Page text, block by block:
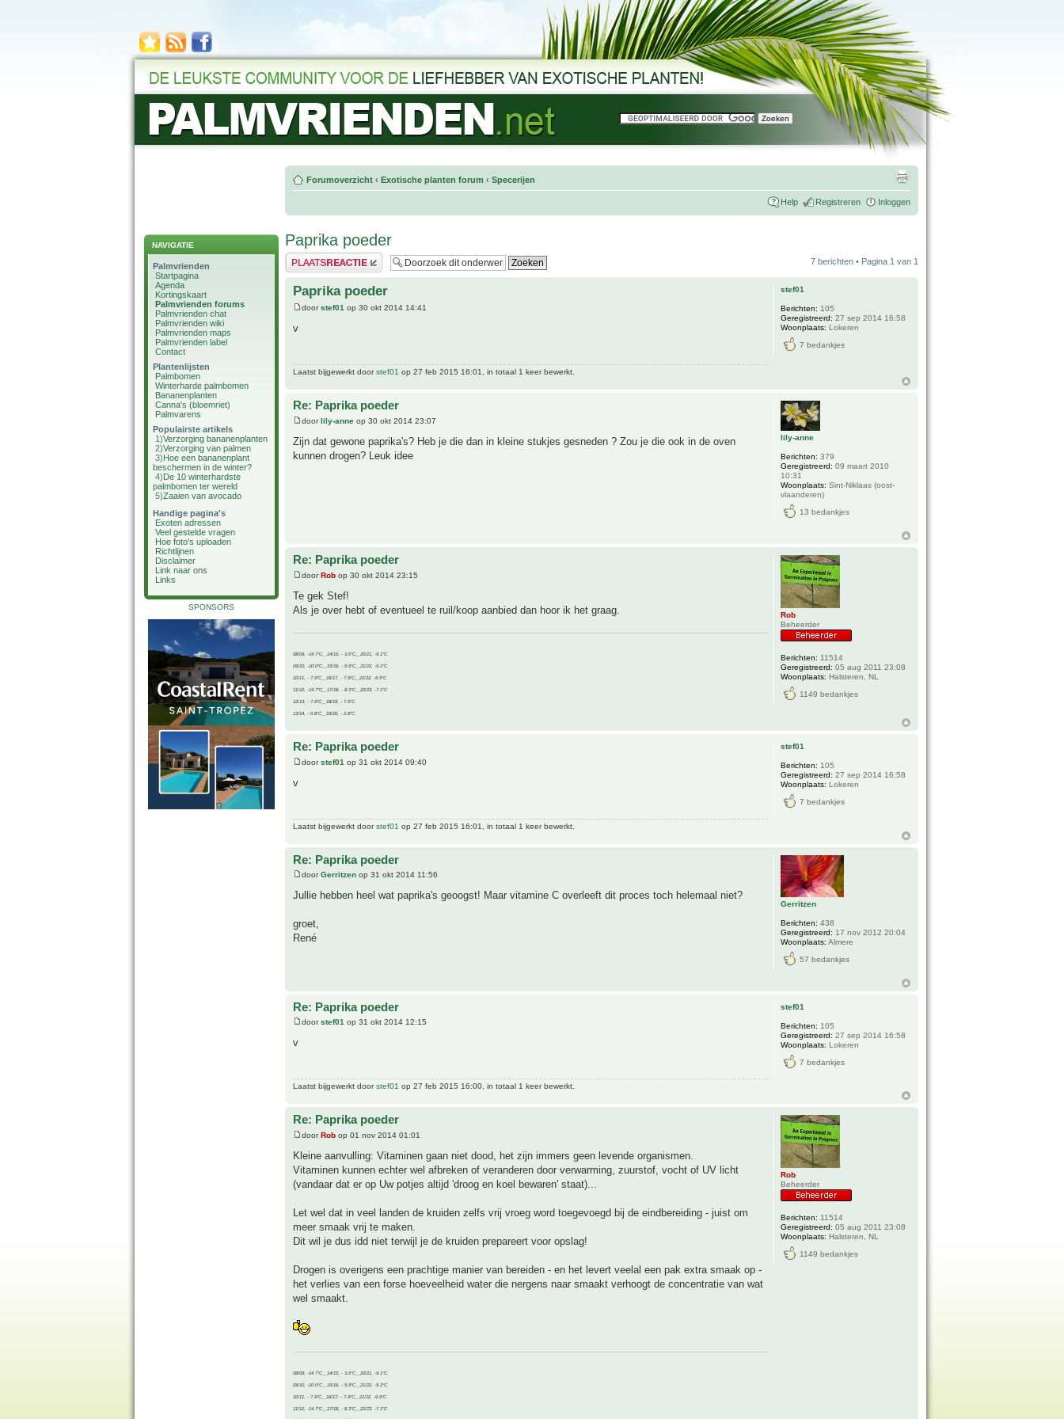
NAVIGATIE
Palmvrienden
Startpagina
Agenda
Kortingskaart
Palmvrienden forums
Palmvrienden chat
Palmvrienden wiki
Palmvrienden maps
Palmvrienden label
Contact
Plantenlijsten
Palmbomen
Winterharde palmbomen
Bananenplanten
Canna's (bloemriet)
Palmvarens
Populairste artikels
1)Verzorging bananenplanten
2)Verzorging van palmen
3)Hoe een bananenplant
beschermen in de winter?
4)De 10 winterhardste
palmbomen ter wereld
5)Zaaien van avocado
Handige pagina's
Exoten adressen
Veel gestelde vragen
Hoe foto's uploaden
Richtlijnen
Disclaimer
Link naar ons
Links
SPONSORS
Forumoverzicht ‹ Exotische planten forum ‹ Specerijen
Help Registreren Inloggen
Paprika poeder
Plaats een reactie 7 berichten • Pagina 1 van 1
Paprika poeder
doorstef01 op 30 okt 2014 14:41
v
Laatst bijgewerkt doorstef01 op 27 feb 2015 16:01, in totaal 1 keer bewerkt.
stef01
Berichten: 105
Geregistreerd: 27 sep 2014 16:58
Woonplaats: Lokeren
7 bedankjes
Re: Paprika poeder
doorlily-anne op 30 okt 2014 23:07
Zijn dat gewone paprika's? Heb je die dan in kleine stukjes gesneden ? Zou je die ook in de oven
kunnen drogen? Leuk idee
lily-anne
Berichten: 379
Geregistreerd: 09 maart 2010
10:31
Woonplaats: Sint-Niklaas (oost-
vlaanderen)
13 bedankjes
Re: Paprika poeder
doorRob op 30 okt 2014 23:15
Te gek Stef!
Als je over hebt of eventueel te ruil/koop aanbied dan hoor ik het graag.
08/09, -14.7°C__14/15, - 3.6°C__20/21, -9.1°C
09/10, -10.0°C__15/16, - 5.9°C__21/22, -5.2°C
10/11, - 7.9°C__16/17, - 7.9°C__21/22, -6.9°C
11/12, -14.7°C__17/18, - 8.3°C__22/23, -7.1°C
12/13, - 7.9°C__18/19, - 7.5°C
13/14, - 0.8°C__19/20, - 2.8°C
Rob
Beheerder
Berichten: 11514
Geregistreerd: 05 aug 2011 23:08
Woonplaats: Halsteren, NL
1149 bedankjes
Re: Paprika poeder
doorstef01 op 31 okt 2014 09:40
v
Laatst bijgewerkt doorstef01 op 27 feb 2015 16:01, in totaal 1 keer bewerkt.
stef01
Berichten: 105
Geregistreerd: 27 sep 2014 16:58
Woonplaats: Lokeren
7 bedankjes
Re: Paprika poeder
doorGerritzen op 31 okt 2014 11:56
Jullie hebben heel wat paprika's geoogst! Maar vitamine C overleeft dit proces toch helemaal niet?
groet,
René
Gerritzen
Berichten: 438
Geregistreerd: 17 nov 2012 20:04
Woonplaats: Almere
57 bedankjes
Re: Paprika poeder
doorstef01 op 31 okt 2014 12:15
v
Laatst bijgewerkt doorstef01 op 27 feb 2015 16:00, in totaal 1 keer bewerkt.
stef01
Berichten: 105
Geregistreerd: 27 sep 2014 16:58
Woonplaats: Lokeren
7 bedankjes
Re: Paprika poeder
doorRob op 01 nov 2014 01:01
Kleine aanvulling: Vitaminen gaan niet dood, het zijn immers geen levende organismen.
Vitaminen kunnen echter wel afbreken of veranderen door verwarming, zuurstof, vocht of UV licht
(vandaar dat er op Uw potjes altijd 'droog en koel bewaren' staat)...
Let wel dat in veel landen de kruiden zelfs vrij vroeg word toegevoegd bij de eindbereiding - juist om
meer smaak vrij te maken.
Dit wil je dus idd niet terwijl je de kruiden prepareert voor opslag!
Drogen is overigens een prachtige manier van bereiden - en het levert veelal een pak extra smaak op -
het verlies van een forse hoeveelheid water die nergens naar smaakt verhoogt de concentratie van wat
wel smaakt.
08/09, -14.7°C__14/15, - 3.6°C__20/21, -9.1°C
09/10, -10.0°C__15/16, - 5.9°C__21/22, -5.2°C
10/11, - 7.9°C__16/17, - 7.9°C__21/22, -6.9°C
11/12, -14.7°C__17/18, - 8.3°C__22/23, -7.1°C
Rob
Beheerder
Berichten: 11514
Geregistreerd: 05 aug 2011 23:08
Woonplaats: Halsteren, NL
1149 bedankjes